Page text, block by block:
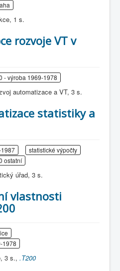
1 s.
rozvoje VT v
- výroba 1969-1978
automatizace a VT, 3 s.
statistiky a
statistické výpočty
ostatní
úřad, 3 s.
vlastnosti
1978
3 s., .T200